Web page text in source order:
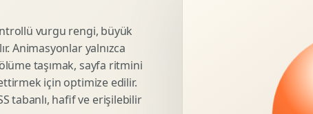
Rekabet Analizi
Hedef Kitle Analizi
Marka Mimarisi
Deger Onerisi Tasarimi
Pazara Giris Stratejisi
vurgu rengi, büyük
Animasyonlar yalnızca
taşımak, sayfa ritmini
için optimize edilir.
tabanlı, hafif ve erişilebilir